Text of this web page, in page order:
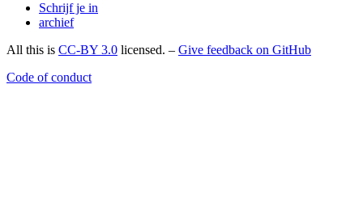
Schrijf je in
archief
All this is CC-BY 3.0 licensed. – Give feedback on GitHub
Code of conduct